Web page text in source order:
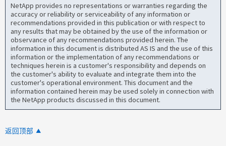
NetApp provides no representations or warranties regarding the
accuracy or reliability or serviceability of any information or
recommendations provided in this publication or with respect to
any results that may be obtained by the use of the information or
observance of any recommendations provided herein. The
information in this document is distributed AS IS and the use of this
information or the implementation of any recommendations or
techniques herein is a customer's responsibility and depends on
the customer's ability to evaluate and integrate them into the
customer's operational environment. This document and the
information contained herein may be used solely in connection with
the NetApp products discussed in this document.
返回顶部